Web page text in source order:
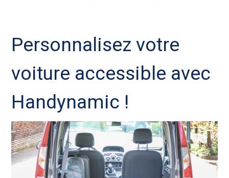
Personnalisez votre
voiture accessible avec
Handynamic !